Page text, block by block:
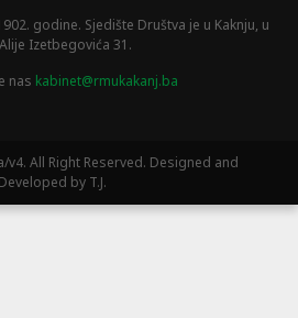
godine. Sjedište Društva je u Kaknju, u
Izetbegovića 31.
nas kabinet@rmukakanj.ba
v4. All Right Reserved. Designed and
Developed by T.J.